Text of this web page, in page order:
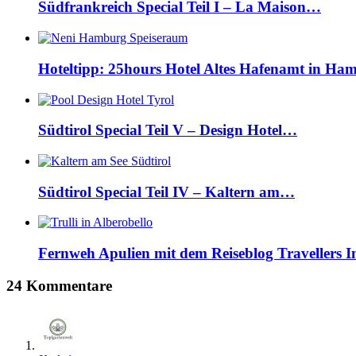
Südfrankreich Special Teil I – La Maison…
Hoteltipp: 25hours Hotel Altes Hafenamt in
Südtirol Special Teil V – Design Hotel…
Südtirol Special Teil IV – Kaltern am…
Fernweh Apulien mit dem Reiseblog Travellers
24 Kommentare